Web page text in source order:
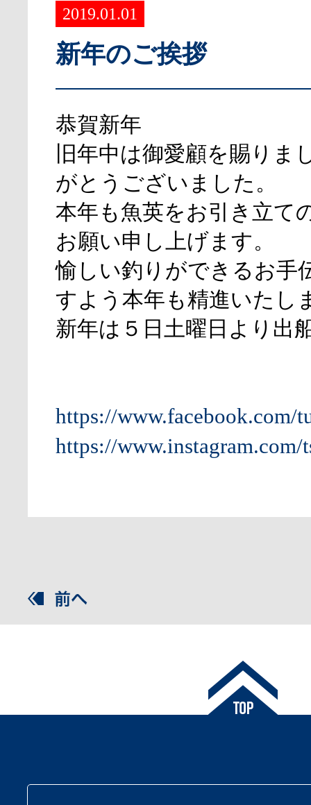
2019.01.01
新年のご挨拶
恭賀新年
旧年中は御愛顧を賜りま
がとうございました。
本年も魚英をお引き立て
お願い申し上げます。
愉しい釣りができるお手
すよう本年も精進いたし
新年は５日土曜日より出
https://www.facebook.com/
https://www.instagram.com/